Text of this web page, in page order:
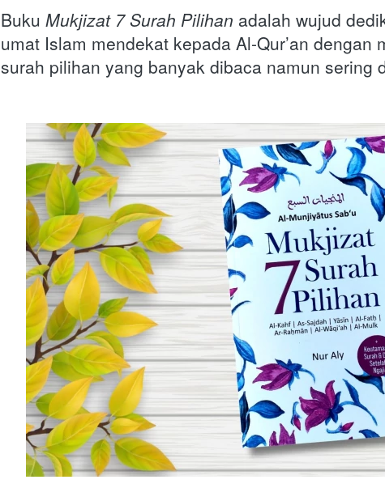
Buku Mukjizat 7 Surah Pilihan adalah wujud
umat Islam mendekat kepada Al-Qur’an dengan
surah pilihan yang banyak dibaca namun sering